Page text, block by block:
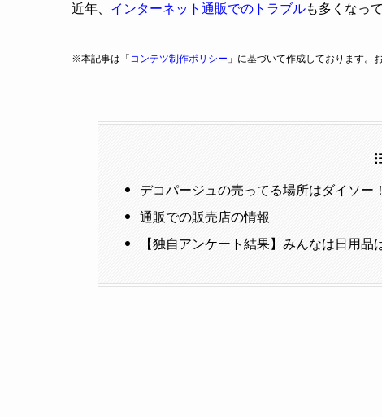
近年、 インターネット通販でのトラブルも多くなっ
※本記事は「 コンテツ制作ポリシー 」に基づいて作成しております。
デコパージュの売ってる場所はダイソー！
通販での販売店の情報
【独自アンケート結果】みんなは日用品